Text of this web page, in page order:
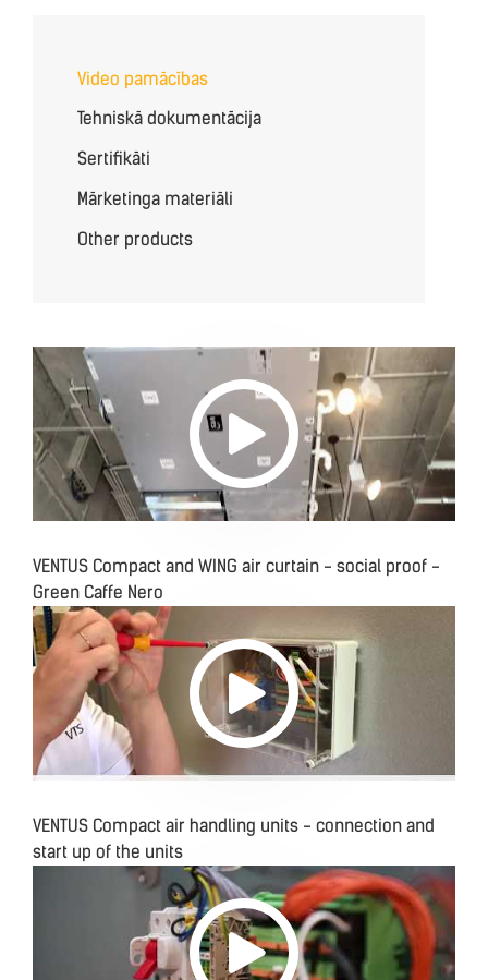
Video pamācības
Tehniskā dokumentācija
Sertifikāti
Mārketinga materiāli
Other products
VENTUS Compact and WING air curtain - social proof -
Green Caffe Nero
VENTUS Compact air handling units - connection and
start up of the units